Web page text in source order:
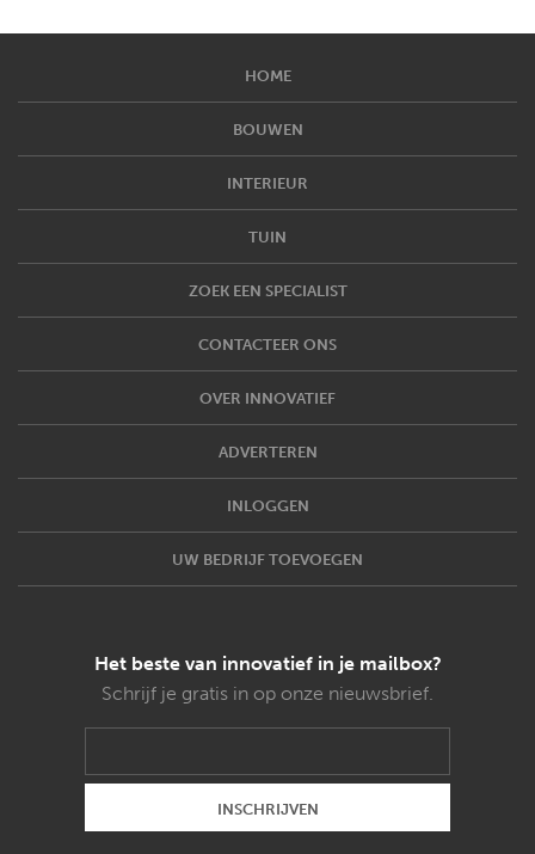
HOME
BOUWEN
INTERIEUR
TUIN
ZOEK EEN SPECIALIST
CONTACTEER ONS
OVER INNOVATIEF
ADVERTEREN
INLOGGEN
UW BEDRIJF TOEVOEGEN
Het beste van innovatief in je mailbox?
Schrijf je gratis in op onze nieuwsbrief.